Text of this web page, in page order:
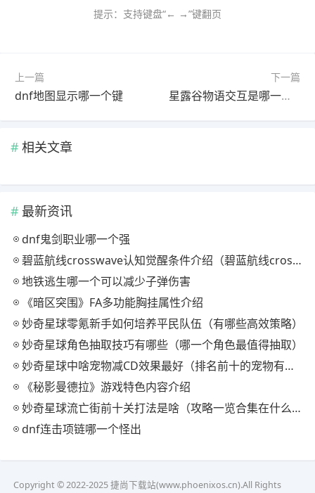
提示：支持键盘“← →”键翻页
上一篇
dnf地图显示哪一个键
下一篇
星露谷物语交互是哪一个键
相关文章
最新资讯
dnf鬼剑职业哪一个强
碧蓝航线crosswave认知觉醒条件介绍（碧蓝航线crosswave如何认知觉醒）
地铁逃生哪一个可以减少子弹伤害
《暗区突围》FA多功能胸挂属性介绍
妙奇星球零氪新手如何培养平民队伍（有哪些高效策略）
妙奇星球角色抽取技巧有哪些（哪一个角色最值得抽取）
妙奇星球中啥宠物减CD效果最好（排名前十的宠物有哪些）
《秘影曼德拉》游戏特色内容介绍
妙奇星球流亡街前十关打法是啥（攻略一览合集在什么位置找）
dnf连击项链哪一个怪出
Copyright © 2022-2025 捷尚下载站(www.phoenixos.cn).All Rights